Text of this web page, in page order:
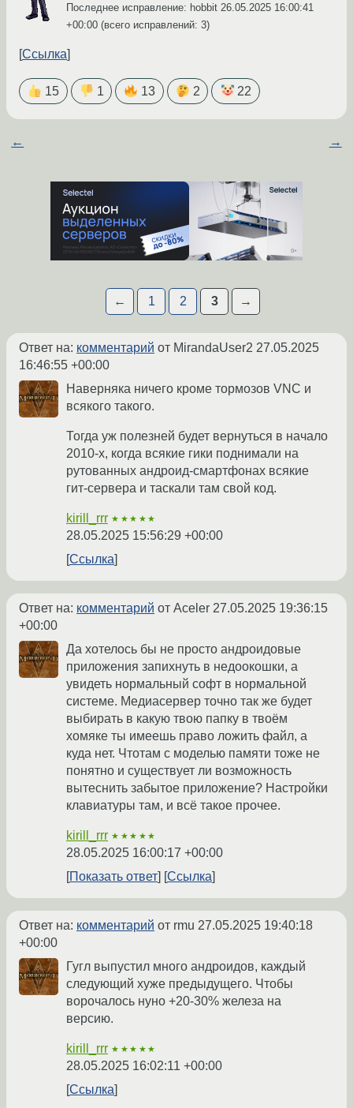
Последнее исправление: hobbit 26.05.2025 16:00:41
+00:00 (всего исправлений: 3)
Ссылка
15 1 13 2 22
← →
← 1 2 3 →
Ответ на: комментарий от MirandaUser2 27.05.2025
16:46:55 +00:00
Наверняка ничего кроме тормозов VNC и
всякого такого.
Тогда уж полезней будет вернуться в начало
2010-х, когда всякие гики поднимали на
рутованных андроид-смартфонах всякие
гит-сервера и таскали там свой код.
kirill_rrr ★★★★★
28.05.2025 15:56:29 +00:00
Ссылка
Ответ на: комментарий от Aceler 27.05.2025 19:36:15
+00:00
Да хотелось бы не просто андроидовые
приложения запихнуть в недоокошки, а
увидеть нормальный софт в нормальной
системе. Медиасервер точно так же будет
выбирать в какую твою папку в твоём
хомяке ты имеешь право ложить файл, а
куда нет. Чтотам с моделью памяти тоже не
понятно и существует ли возможность
вытеснить забытое приложение? Настройки
клавиатуры там, и всё такое прочее.
kirill_rrr ★★★★★
28.05.2025 16:00:17 +00:00
Показать ответ
Ссылка
Ответ на: комментарий от rmu 27.05.2025 19:40:18
+00:00
Гугл выпустил много андроидов, каждый
следующий хуже предыдущего. Чтобы
ворочалось нуно +20-30% железа на
версию.
kirill_rrr ★★★★★
28.05.2025 16:02:11 +00:00
Ссылка